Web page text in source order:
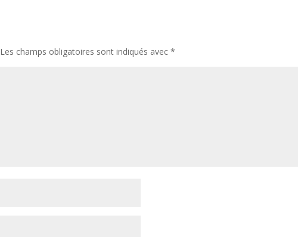
Les champs obligatoires sont indiqués avec*